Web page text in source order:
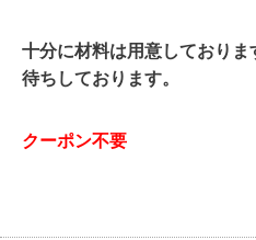
十分に材料は用意しており
待ちしております。
クーポン不要